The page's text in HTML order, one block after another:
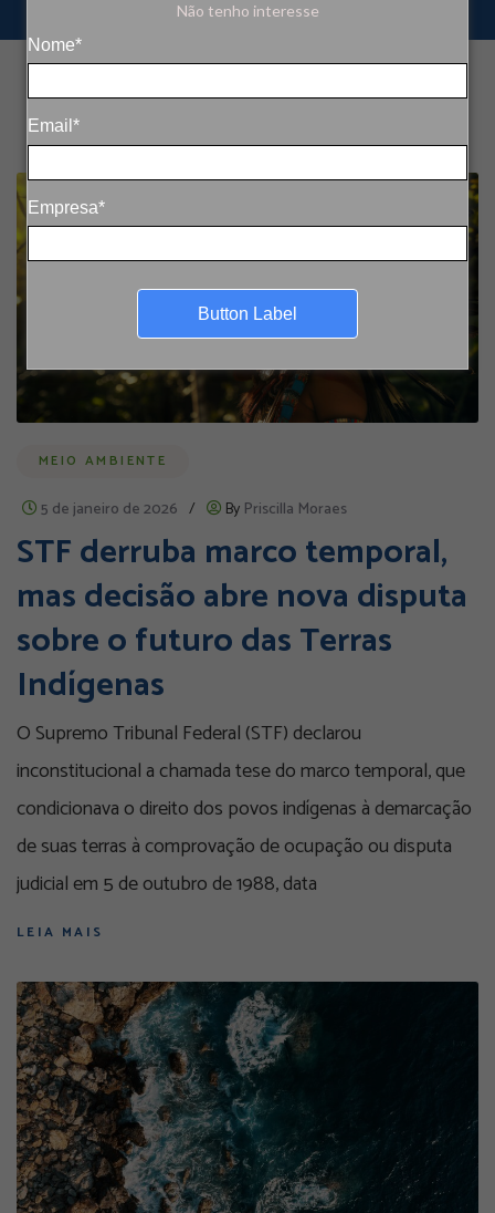
Não tenho interesse
Nome*
Email*
Empresa*
Button Label
MEIO AMBIENTE
5 de janeiro de 2026 / By Priscilla Moraes
STF derruba marco temporal,
mas decisão abre nova disputa
sobre o futuro das Terras
Indígenas
O Supremo Tribunal Federal (STF) declarou
inconstitucional a chamada tese do marco temporal, que
condicionava o direito dos povos indígenas à demarcação
de suas terras à comprovação de ocupação ou disputa
judicial em 5 de outubro de 1988, data
LEIA MAIS